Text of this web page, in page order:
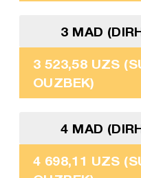
3 MAD
3 523,58 UZS
OUZBEK)
4 MAD
4 698,11 UZS